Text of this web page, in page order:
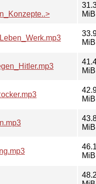
MiB
MiB
MiB
MiB
MiB
MiB